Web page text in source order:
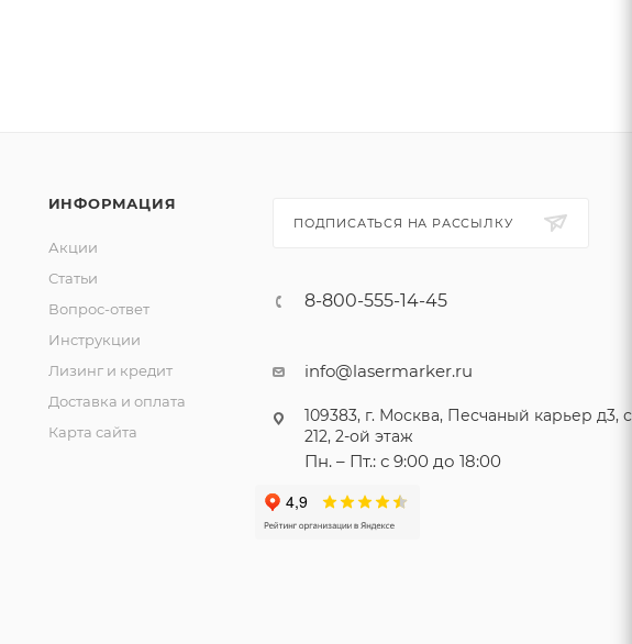
ИНФОРМАЦИЯ
Акции
Статьи
Вопрос-ответ
Инструкции
Лизинг и кредит
Доставка и оплата
Карта сайта
ПОДПИСАТЬСЯ НА РАССЫЛКУ
8-800-555-14-45
info@lasermarker.ru
109383, г. Москва, Песчаный карьер д3,
212, 2-ой этаж
Пн. – Пт.: с 9:00 до 18:00